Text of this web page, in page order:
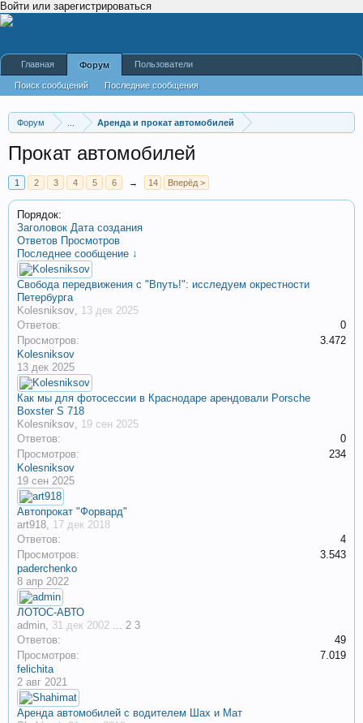
Войти или зарегистрироваться
Форум Аренда и прокат автомобилей
Прокат автомобилей
1 2 3 4 5 6 → 14 Вперёд >
Порядок:
Заголовок Дата создания
Ответов Просмотров
Последнее сообщение ↓
Свобода передвижения с "Впуть!": исследуем окрестности
Петербурга
Kolesniksov, 13 дек 2025
Ответов:
0
Просмотров:
3.472
Kolesniksov
13 дек 2025
Как мы для фотосессии в Краснодаре арендовали Porsche
Boxster S 718
Kolesniksov, 19 сен 2025
Ответов:
0
Просмотров:
234
Kolesniksov
19 сен 2025
Автопрокат "Форвард"
art918, 17 дек 2018
Ответов:
4
Просмотров:
3.543
paderchenko
8 апр 2022
ЛОТОС-АВТО
admin, 31 дек 2002 ... 2 3
Ответов:
49
Просмотров:
7.019
felichita
2 авг 2021
Аренда автомобилей с водителем Шах и Мат
Главная Форум
Поиск сообщений Последние сообщения
Пользователи